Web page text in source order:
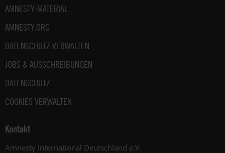
AMNESTY-MATERIAL
AMNESTY.ORG
DATENSCHUTZ VERWALTEN
JOBS & AUSSCHREIBUNGEN
DATENSCHUTZ
COOKIES VERWALTEN
Kontakt
Amnesty International Deutschland e.V.